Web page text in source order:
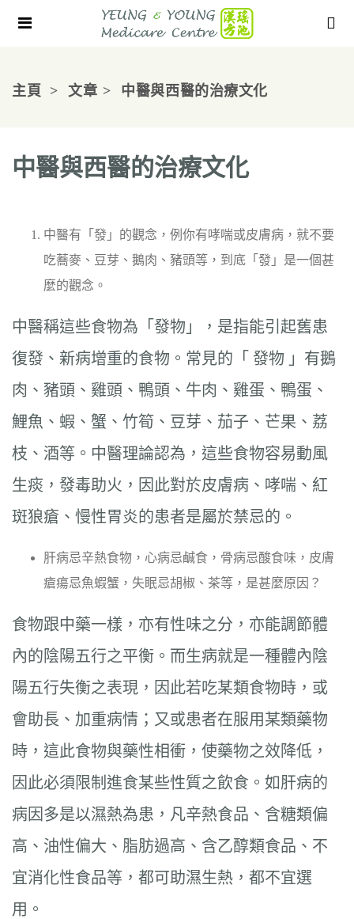
主頁 文章 中醫與西醫的治療文化
中醫與西醫的治療文化
中醫有「發」的觀念，例你有哮喘或皮膚病，就不要
吃蕎麥、豆芽、鵝肉、豬頭等，到底「發」是一個甚
麼的觀念。
中醫稱這些食物為「發物」，是指能引起舊患
復發、新病增重的食物。常見的「 發物 」有鵝
肉、豬頭、雞頭、鴨頭、牛肉、雞蛋、鴨蛋、
鯉魚、蝦、蟹、竹筍、豆芽、茄子、芒果、荔
枝、酒等。中醫理論認為，這些食物容易動風
生痰，發毒助火，因此對於皮膚病、哮喘、紅
斑狼瘡、慢性胃炎的患者是屬於禁忌的。
肝病忌辛熱食物，心病忌鹹食，骨病忌酸食味，皮膚
瘡瘍忌魚蝦蟹，失眠忌胡椒、茶等，是甚麼原因？
食物跟中藥一樣，亦有性味之分，亦能調節體
內的陰陽五行之平衡。而生病就是一種體內陰
陽五行失衡之表現，因此若吃某類食物時，或
會助長、加重病情；又或患者在服用某類藥物
時，這此食物與藥性相衝，使藥物之效降低，
因此必須限制進食某些性質之飲食。如肝病的
病因多是以濕熱為患，凡辛熱食品、含糖類偏
高、油性偏大、脂肪過高、含乙醇類食品、不
宜消化性食品等，都可助濕生熱，都不宜選
用。